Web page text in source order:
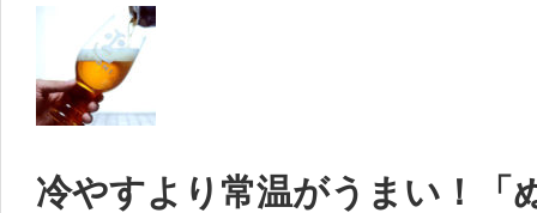
冷やすより常温がうまい！「